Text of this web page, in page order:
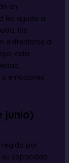
en
les ayuda a
los
enfrentarse al
esta
emociones
junio)
regido por
su capacidad